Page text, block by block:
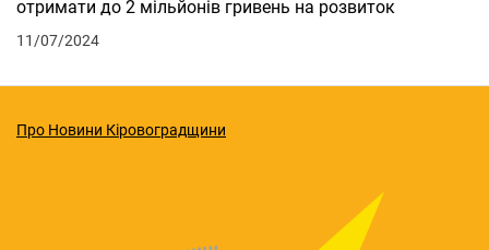
отримати до 2 мільйонів гривень на розвиток
11/07/2024
Про Новини Кіровоградщини